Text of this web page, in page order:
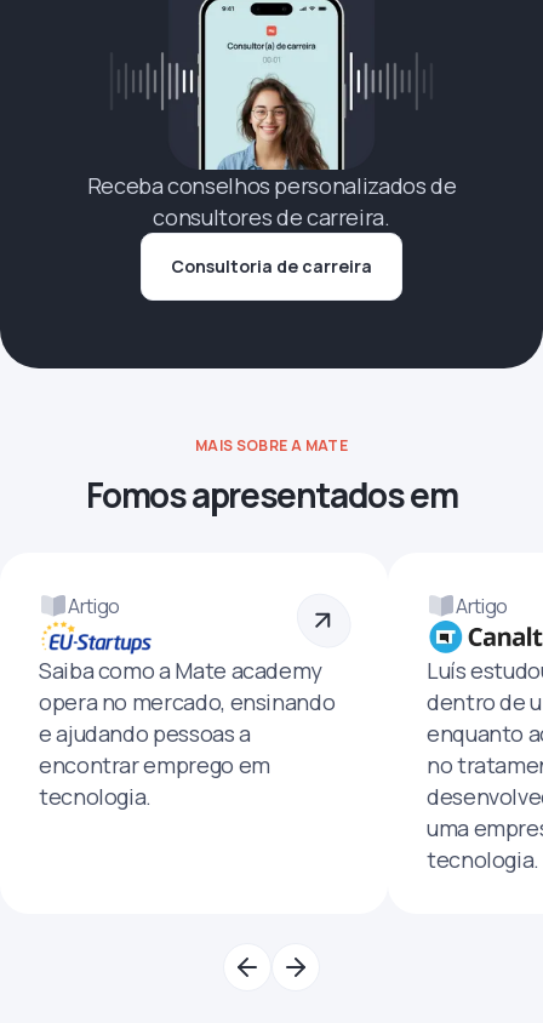
Receba conselhos personalizados de
consultores de carreira.
Consultoria de carreira
MAIS SOBRE A MATE
Fomos apresentados em
Artigo
Saiba como a Mate academy
opera no mercado, ensinando
e ajudando pessoas a
encontrar emprego em
tecnologia.
Artigo
Luís
dentro de
enquanto
no
uma
tecnologia.